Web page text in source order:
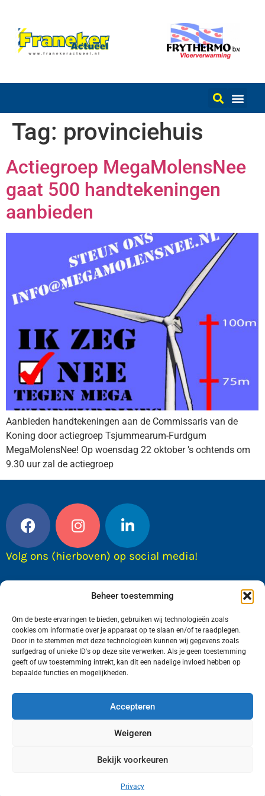
Beheer toestemming
Om de beste ervaringen te bieden, gebruiken wij technologieën zoals
cookies om informatie over je apparaat op te slaan en/of te raadplegen.
Door in te stemmen met deze technologieën kunnen wij gegevens zoals
surfgedrag of unieke ID's op deze site verwerken. Als je geen toestemming
geeft of uw toestemming intrekt, kan dit een nadelige invloed hebben op
bepaalde functies en mogelijkheden.
Accepteren
Weigeren
Bekijk voorkeuren
Privacy
Tag: provinciehuis
Actiegroep MegaMolensNee
gaat 500 handtekeningen
aanbieden
Aanbieden handtekeningen aan de Commissaris van de
Koning door actiegroep Tsjummearum-Furdgum
MegaMolensNee! Op woensdag 22 oktober ’s ochtends om
9.30 uur zal de actiegroep
Volg ons (hierboven) op social media!
Wij van FranekerActueel.nl verzorgen het nieuws
in de Gemeente Waadhoeke. Met als hoofdplaats
Copyright © FranekerActueel 2009-2026